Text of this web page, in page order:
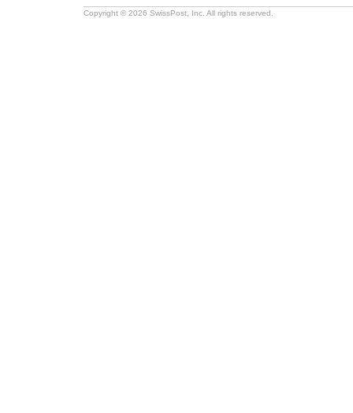
Copyright © 2026 SwissPost, Inc. All rights reserved.